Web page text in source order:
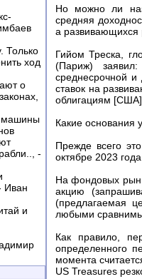
Только
ход
о
машины
-
Иван
и
Но можно ли
средняя
а развивающихся
Гийом Треска,
(Париж)
среднесрочной и
ставок на
облигациям
Какие основания
Прежде всего
октябре 2023
На фондовых
акцию
(предлагаемая
любыми
Как правило,
определенного
момента
US Treasures